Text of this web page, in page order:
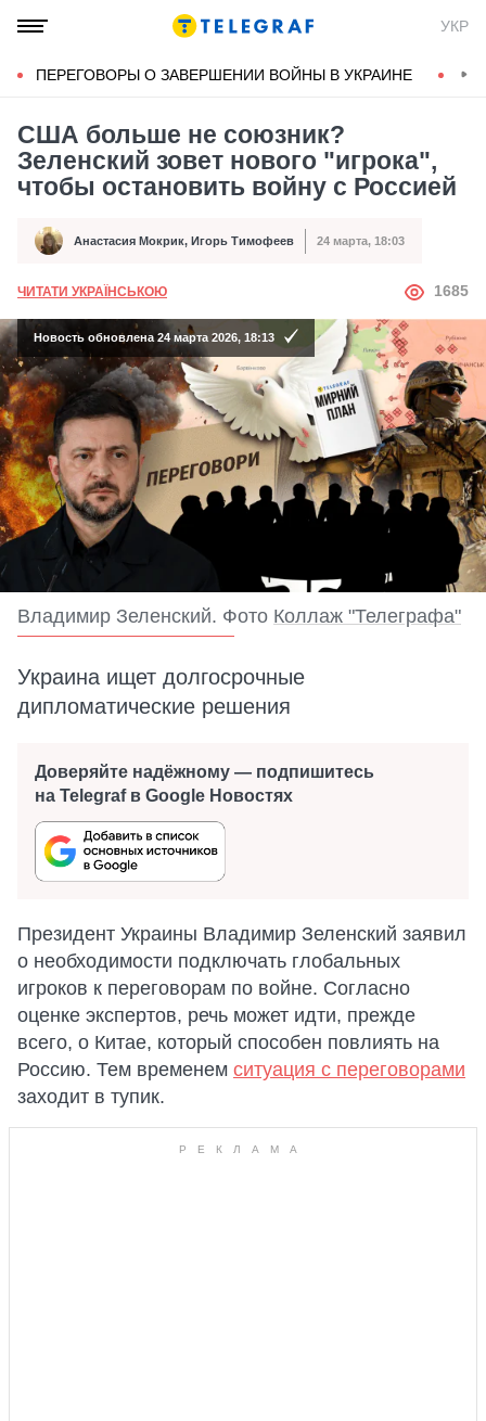
УКР
ПЕРЕГОВОРЫ О ЗАВЕРШЕНИИ ВОЙНЫ В УКРАИНЕ
США больше не союзник?
Зеленский зовет нового "игрока",
чтобы остановить войну с Россией
Автор Анастасия Мокрик, Игорь Тимофеев
Дата публикации 24 марта, 18:03
ЧИТАТИ УКРАЇНСЬКОЮ АВТОР
1685
Новость обновлена 24 марта 2026, 18:13
Владимир Зеленский. Фото Коллаж "Телеграфа"
Украина ищет долгосрочные
дипломатические решения
Доверяйте надёжному — подпишитесь
на Telegraf в Google Новостях
Президент Украины Владимир Зеленский заявил
о необходимости подключать глобальных
игроков к переговорам по войне. Согласно
оценке экспертов, речь может идти, прежде
всего, о Китае, который способен повлиять на
Россию. Тем временем ситуация с переговорами
заходит в тупик.